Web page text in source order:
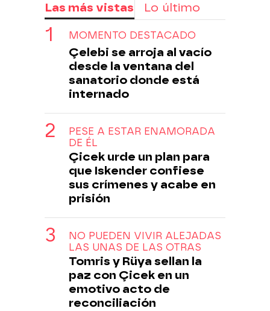
Las más vistas Lo último
MOMENTO DESTACADO
Çelebi se arroja al vacío
desde la ventana del
sanatorio donde está
internado
PESE A ESTAR ENAMORADA
DE ÉL
Çicek urde un plan para
que Iskender confiese
sus crímenes y acabe en
prisión
NO PUEDEN VIVIR ALEJADAS
LAS UNAS DE LAS OTRAS
Tomris y Rüya sellan la
paz con Çicek en un
emotivo acto de
reconciliación